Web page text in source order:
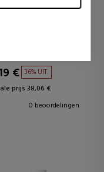
Het doel is
en aantrekkelijk
€ 36% UIT.
prijs 38,06 €
0 beoordelingen